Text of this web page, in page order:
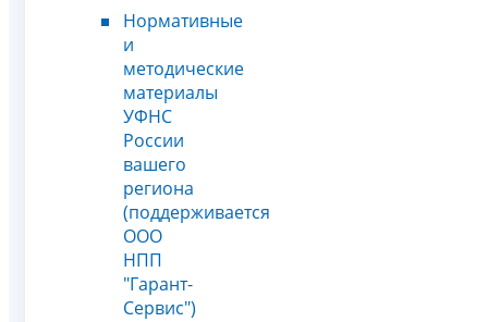
Нормативные
и
методические
материалы
УФНС
России
вашего
региона
(поддерживается
ООО
НПП
"Гарант-
Сервис")